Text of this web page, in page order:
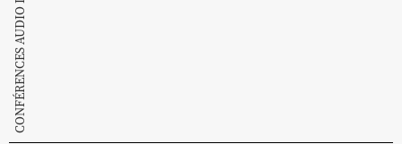
CONFÉRENCES AUDIO DU CPFS